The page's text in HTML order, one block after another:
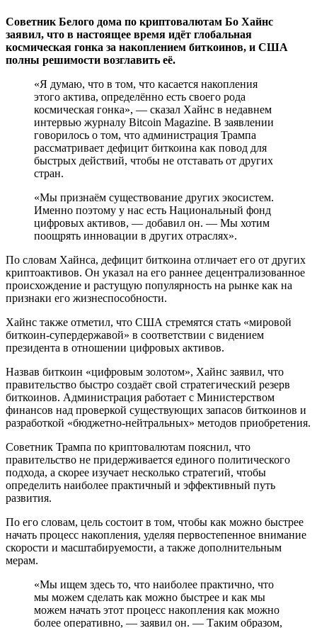
Советник Белого дома по криптовалютам Бо Хайнс
заявил, что в настоящее время идёт глобальная
космическая гонка за накоплением биткоинов, и США
полны решимости возглавить её.
«Я думаю, что в том, что касается накопления
этого актива, определённо есть своего рода
космическая гонка», — сказал Хайнс в недавнем
интервью журналу Bitcoin Magazine. В заявлении
говорилось о том, что администрация Трампа
рассматривает дефицит биткоина как повод для
быстрых действий, чтобы не отставать от других
стран.
«Мы признаём существование других экосистем.
Именно поэтому у нас есть Национальный фонд
цифровых активов, — добавил он. — Мы хотим
поощрять инновации в других отраслях».
По словам Хайнса, дефицит биткоина отличает его от других
криптоактивов. Он указал на его раннее децентрализованное
происхождение и растущую популярность на рынке как на
признаки его жизнеспособности.
Хайнс также отметил, что США стремятся стать «мировой
биткоин-супердержавой» в соответствии с видением
президента в отношении цифровых активов.
Назвав биткоин «цифровым золотом», Хайнс заявил, что
правительство быстро создаёт свой стратегический резерв
биткоинов. Администрация работает с Министерством
финансов над проверкой существующих запасов биткоинов и
разработкой «бюджетно-нейтральных» методов приобретения.
Советник Трампа по криптовалютам пояснил, что
правительство не придерживается единого политического
подхода, а скорее изучает несколько стратегий, чтобы
определить наиболее практичный и эффективный путь
развития.
По его словам, цель состоит в том, чтобы как можно быстрее
начать процесс накопления, уделяя первостепенное внимание
скорости и масштабируемости, а также дополнительным
мерам.
«Мы ищем здесь то, что наиболее практично, что
мы можем сделать как можно быстрее и как мы
можем начать этот процесс накопления как можно
более оперативно, — заявил он. — Таким образом,